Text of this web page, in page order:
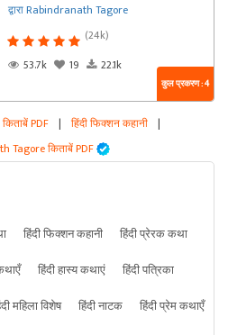
द्वारा Rabindranath Tagore
(24k)
53.7k
19 22.1k
कुल प्रकरण : 4
किताबें PDF | हिंदी फिक्शन कहानी |
Tagore किताबें PDF
हिंदी फिक्शन कहानी
हिंदी प्रेरक कथा
हिंदी हास्य कथाएं
हिंदी पत्रिका
महिला विशेष हिंदी नाटक
हिंदी प्रेम कथाएँ